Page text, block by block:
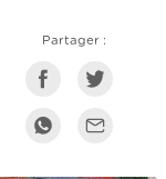
Partager :